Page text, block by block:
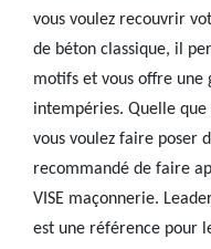
vous voulez recouvrir
de béton classique, il
motifs et vous offre une
intempéries. Quelle
vous voulez faire poser
recommandé de faire
VISE maçonnerie.
est une référence pour